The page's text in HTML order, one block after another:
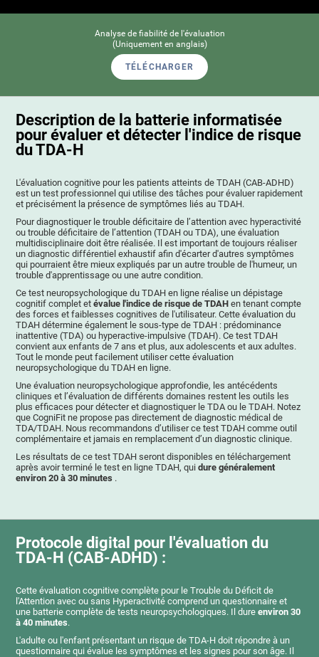
Analyse de fiabilité de l'évaluation
(Uniquement en anglais)
TÉLÉCHARGER
Description de la batterie informatisée
pour évaluer et détecter l'indice de risque
du TDA-H
L'évaluation cognitive pour les patients atteints de TDAH (СAB-ADHD)
est un test professionnel qui utilise des tâches pour évaluer rapidement
et précisément la présence de symptômes liés au TDAH.
Pour diagnostiquer le trouble déficitaire de l’attention avec hyperactivité
ou trouble déficitaire de l’attention (TDAH ou TDA), une évaluation
multidisciplinaire doit être réalisée. Il est important de toujours réaliser
un diagnostic différentiel exhaustif afin d'écarter d'autres symptômes
qui pourraient être mieux expliqués par un autre trouble de l'humeur, un
trouble d'apprentissage ou une autre condition.
Ce test neuropsychologique du TDAH en ligne réalise un dépistage
cognitif complet etévalue l'indice de risque de TDAH en tenant compte
des forces et faiblesses cognitives de l'utilisateur. Cette évaluation du
TDAH détermine également le sous-type de TDAH : prédominance
inattentive (TDA) ou hyperactive-impulsive (TDAH). Ce test TDAH
convient aux enfants de 7 ans et plus, aux adolescents et aux adultes.
Tout le monde peut facilement utiliser cette évaluation
neuropsychologique du TDAH en ligne.
Une évaluation neuropsychologique approfondie, les antécédents
cliniques et l’évaluation de différents domaines restent les outils les
plus efficaces pour détecter et diagnostiquer le TDA ou le TDAH. Notez
que CogniFit ne propose pas directement de diagnostic médical de
TDA/TDAH. Nous recommandons d’utiliser ce test TDAH comme outil
complémentaire et jamais en remplacement d’un diagnostic clinique.
Les résultats de ce test TDAH seront disponibles en téléchargement
après avoir terminé le test en ligne TDAH, quidure généralement
environ 20 à 30 minutes .
Protocole digital pour l'évaluation du
TDA-H (CAB-ADHD) :
Cette évaluation cognitive complète pour le Trouble du Déficit de
l'Attention avec ou sans Hyperactivité comprend un questionnaire et
une batterie complète de tests neuropsychologiques. Il dureenviron 30
à 40 minutes.
L'adulte ou l'enfant présentant un risque de TDA-H doit répondre à un
questionnaire qui évalue les symptômes et les signes pour son âge. Il